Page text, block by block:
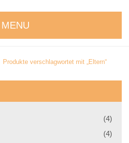
MENU
Produkte verschlagwortet mit „Eltern“
(4)
(4)